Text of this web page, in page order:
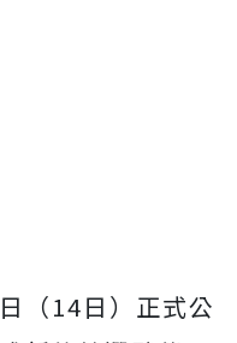
（14日）正式公